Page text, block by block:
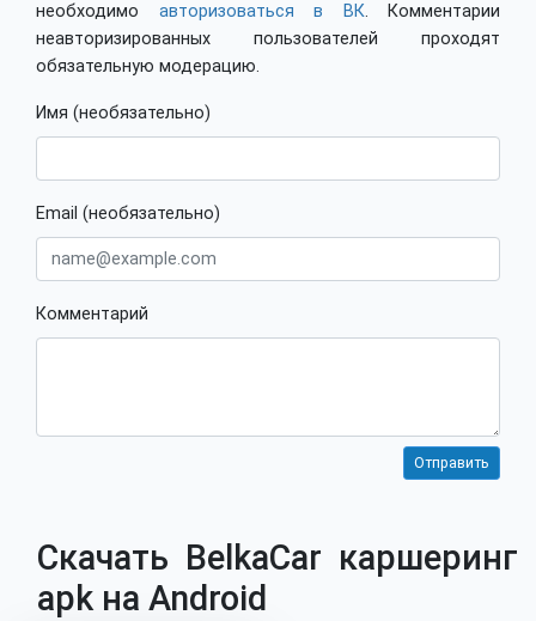
необходимо авторизоваться в ВК. Комментарии
неавторизированных пользователей проходят
обязательную модерацию.
Имя (необязательно)
Email (необязательно)
Комментарий
Скачать BelkaCar каршеринг
apk на Android